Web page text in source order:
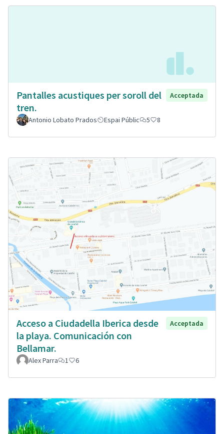
Pantalles acustiques per soroll del
tren.
Acceptada
Antonio Lobato Prados Espai Públic 5 8
Acceso a Ciudadella Iberica desde
la playa. Comunicación con
Bellamar.
Acceptada
Alex Parra 1 6